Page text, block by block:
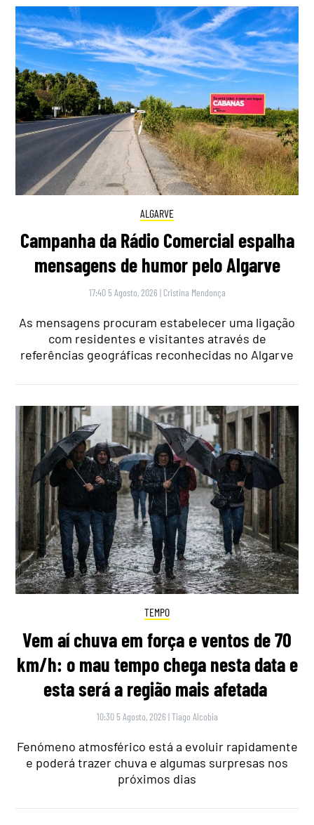
ALGARVE
Campanha da Rádio Comercial espalha
mensagens de humor pelo Algarve
17:40 5 Agosto, 2026 | Cristina Mendonça
As mensagens procuram estabelecer uma ligação
com residentes e visitantes através de
referências geográficas reconhecidas no Algarve
TEMPO
Vem aí chuva em força e ventos de 70
km/h: o mau tempo chega nesta data e
esta será a região mais afetada
10:30 5 Agosto, 2026 |Tiago Alcobia
Fenómeno atmosférico está a evoluir rapidamente
e poderá trazer chuva e algumas surpresas nos
próximos dias